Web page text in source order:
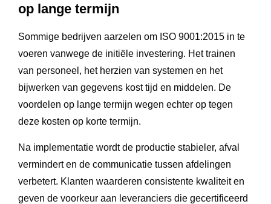
op lange termijn
Sommige bedrijven aarzelen om ISO 9001:2015 in te
voeren vanwege de initiële investering. Het trainen
van personeel, het herzien van systemen en het
bijwerken van gegevens kost tijd en middelen. De
voordelen op lange termijn wegen echter op tegen
deze kosten op korte termijn.
Na implementatie wordt de productie stabieler, afval
vermindert en de communicatie tussen afdelingen
verbetert. Klanten waarderen consistente kwaliteit en
geven de voorkeur aan leveranciers die gecertificeerd